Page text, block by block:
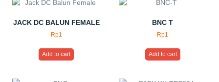
JACK DC BALUN FEMALE
Rp1
Add to cart
BNC T
Rp1
Add to cart